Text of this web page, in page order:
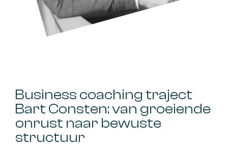
Business coaching traject
Bart Consten: van groeiende
onrust naar bewuste
structuur